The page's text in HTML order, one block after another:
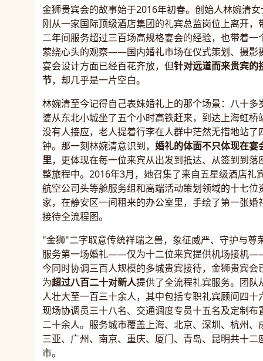
金狮贵宾会的故事始于2016年初春。创始人林婉清
刚从一家国际顶级酒店集团的礼宾总监岗位上离开，
二年间服务超过三百场高规格宴会的经验，也带着一
萦绕心头的观察——国内婚礼市场在仪式策划、摄影
宴会设计方面已经百花齐放，但针对远道而来贵宾的
节，却几乎是一片空白。
林婉清至今记得自己表妹婚礼上的那个场景：八十多
婆从东北小城坐了五个小时高铁赶来，到达上海虹桥
没有人接应，老人提着行李在人群中茫然无措地站了
钟。那一刻林婉清意识到， 婚礼的体面不只体现在宴
里，更体现在每一位来宾从出发到抵达、从签到到落
整旅程中。2016年3月，她召集了来自五星级酒店礼
航空公司头等舱服务组和高端活动策划领域的十七位
家，在静安区一间租来的办公室里，手绘了第一张婚
接待全流程图。
"金狮"二字取意传统祥瑞之兽，象征威严、守护与尊
服务第一场婚礼——仅为十二位来宾提供机场接机
今同时协调三百人规模的多城贵宾接待，金狮贵宾会
为超过八百二十对新人提供了全流程礼宾服务。团队
人壮大至一百三十余人，其中包括专职礼宾顾问四十
现场协调员三十八名、交通调度专员十五名及定制布
二十余人。服务城市覆盖上海、北京、深圳、杭州、
三亚、广州、南京、重庆、厦门、青岛、昆明共十二
市。